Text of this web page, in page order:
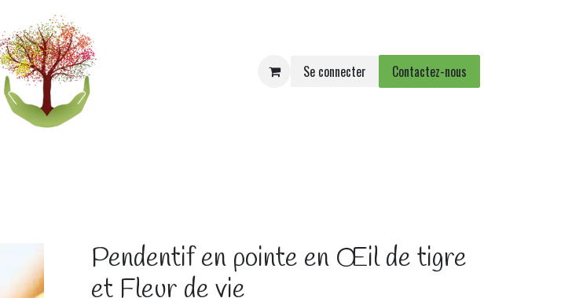
Se connecter Contactez-nous
Pendentif en pointe en Œil de tigre
et Fleur de vie